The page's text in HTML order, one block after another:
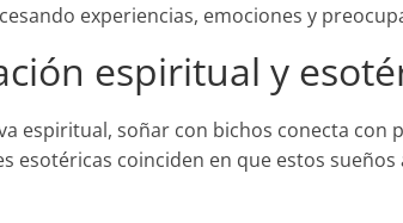
experiencias, emociones y
espiritual y
espiritual, soñar con bichos conecta
esotéricas coinciden en que estos